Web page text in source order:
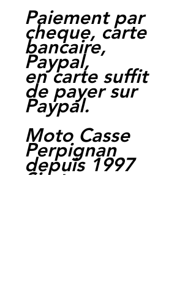
Paiement par
cheque, carte
bancaire,
Paypal,
en carte suffit
de payer sur
Paypal.
Moto Casse
Perpignan
depuis 1997
Siret: